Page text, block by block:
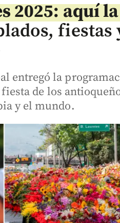
2025: aquí
fiestas
entregó la
de los
y el mundo.